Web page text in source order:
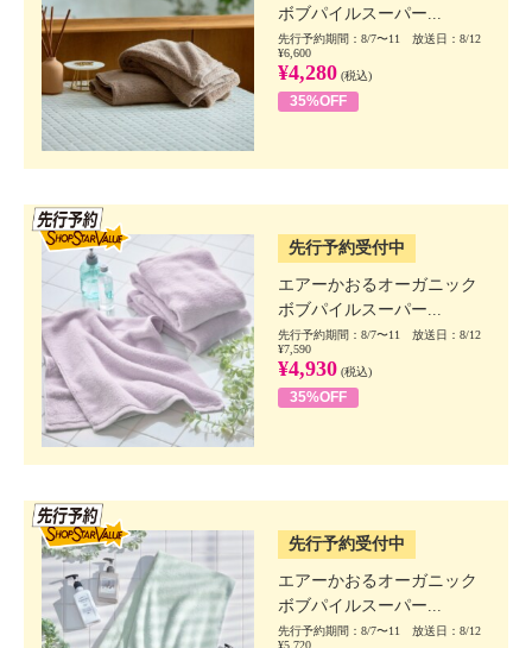
ボブパイルスーパー...
先行予約期間：8/7〜11 放送日：8/12
¥6,600
¥4,280 (税込)
35%OFF
先行予約受付中
エアーかおるオーガニック
ボブパイルスーパー...
先行予約期間：8/7〜11 放送日：8/12
¥7,590
¥4,930 (税込)
35%OFF
先行予約受付中
エアーかおるオーガニック
ボブパイルスーパー...
先行予約期間：8/7〜11 放送日：8/12
¥5,720